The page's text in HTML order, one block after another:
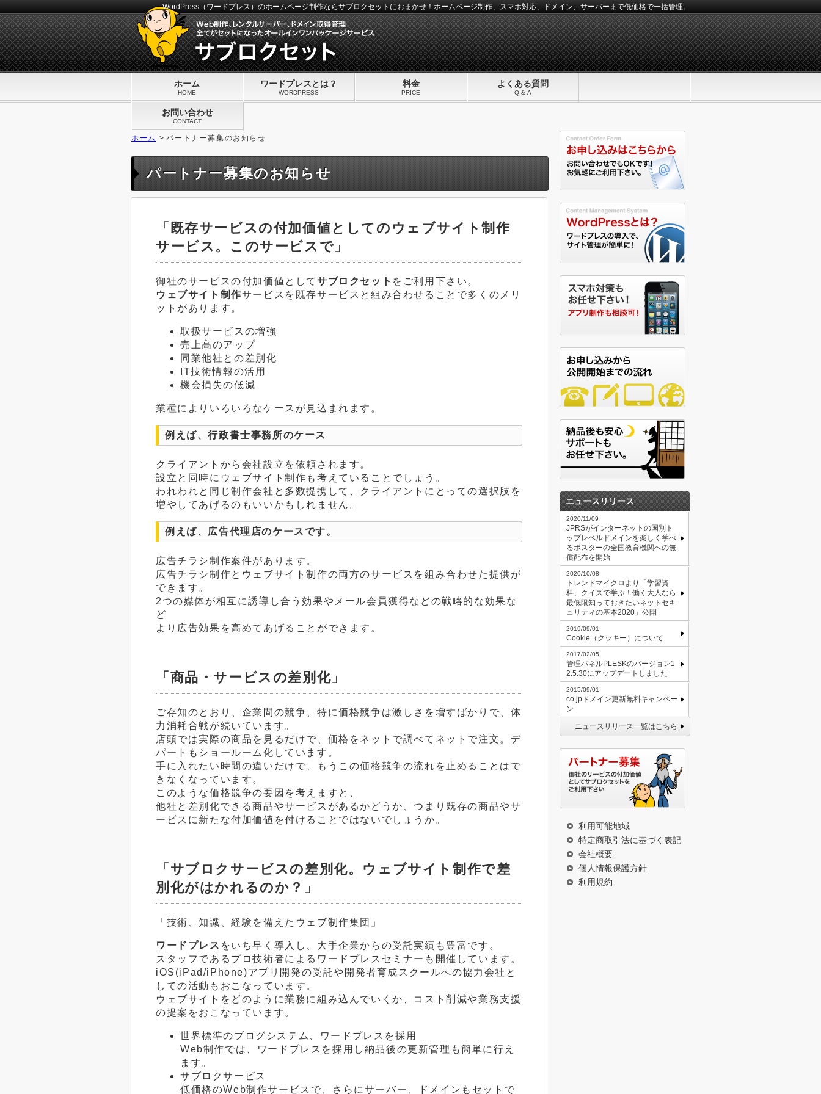
WordPress（ワードプレス）のホームページ制作ならサブロクセットにおまかせ！ホームページ制作、スマホ対応、ドメイン、サーバーまで低価格で一括管理。
ホーム
HOME
ワードプレスとは？
WORDPRESS
料金
PRICE
よくある質問
Q & A
お問い合わせ
CONTACT
ホーム > パートナー募集のお知らせ
パートナー募集のお知らせ
「既存サービスの付加価値としてのウェブサイト制作
サービス。このサービスで」
御社のサービスの付加価値として サブロクセット をご利用下さい。
ウェブサイト制作サービスを既存サービスと組み合わせることで多くのメリ
ットがあります。
取扱サービスの増強
売上高のアップ
同業他社との差別化
IT技術情報の活用
機会損失の低減
業種によりいろいろなケースが見込まれます。
例えば、行政書士事務所のケース
クライアントから会社設立を依頼されます。
設立と同時にウェブサイト制作も考えていることでしょう。
われわれと同じ制作会社と多数提携して、クライアントにとっての選択肢を
増やしてあげるのもいいかもしれません。
例えば、広告代理店のケースです。
広告チラシ制作案件があります。
広告チラシ制作とウェブサイト制作の両方のサービスを組み合わせた提供が
できます。
2つの媒体が相互に誘導し合う効果やメール会員獲得などの戦略的な効果な
ど
より広告効果を高めてあげることができます。
「商品・サービスの差別化」
ご存知のとおり、企業間の競争、特に価格競争は激しさを増すばかりで、体
力消耗合戦が続いています。
店頭では実際の商品を見るだけで、価格をネットで調べてネットで注文。デ
パートもショールーム化しています。
手に入れたい時間の違いだけで、もうこの価格競争の流れを止めることはで
きなくなっています。
このような価格競争の要因を考えますと、
他社と差別化できる商品やサービスがあるかどうか、つまり既存の商品やサ
ービスに新たな付加価値を付けることではないでしょうか。
「サブロクサービスの差別化。ウェブサイト制作で差
別化がはかれるのか？」
「技術、知識、経験を備えたウェブ制作集団」
ワードプレス をいち早く導入し、大手企業からの受託実績も豊富です。
スタッフであるプロ技術者によるワードプレスセミナーも開催しています。
iOS(iPad/iPhone)アプリ開発の受託や開発者育成スクールへの協力会社と
しての活動もおこなっています。
ウェブサイトをどのように業務に組み込んでいくか、コスト削減や業務支援
の提案をおこなっています。
世界標準のブログシステム、ワードプレスを採用
Web制作では、ワードプレスを採用し納品後の更新管理も簡単に行え
ます。
サブロクサービス
低価格のWeb制作サービスで、さらにサーバー、ドメインもセットで
ニュースリリース
2020/11/09
JPRSがインターネットの国別ト
ップレベルドメインを楽しく学べ
るポスターの全国教育機関への無
償配布を開始
2020/10/08
トレンドマイクロより「学習資
料、クイズで学ぶ！働く大人なら
最低限知っておきたいネットセキ
ュリティの基本2020」公開
2019/09/01
Cookie（クッキー）について
2017/02/05
管理パネルPLESKのバージョン1
2.5.30にアップデートしました
2015/09/01
co.jpドメイン更新無料キャンペー
ン
ニュースリリース一覧はこちら
利用可能地域
特定商取引法に基づく表記
会社概要
個人情報保護方針
利用規約